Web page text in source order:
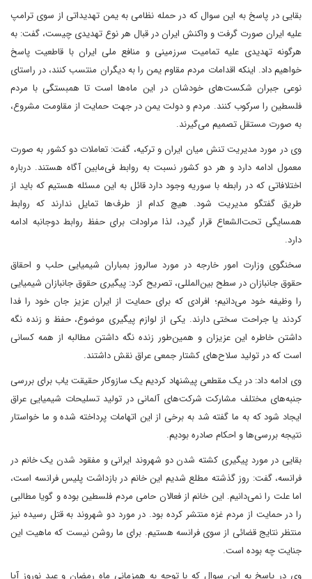
بقایی در پاسخ به این سوال که در حمله نظامی به یمن تهدیداتی از سوی ترامپ
علیه ایران صورت گرفت و واکنش ایران در قبال هر نوع تهدیدی چیست، گفت: به
هرگونه تهدیدی علیه تمامیت سرزمینی و منافع ملی ایران با قاطعیت پاسخ
خواهیم داد. اینکه اقدامات مردم مقاوم یمن را به دیگران منتسب کنند، در راستای
نوعی جبران شکست‌های خودشان در این ماه‌ها است تا همبستگی با مردم
فلسطین را سرکوب کنند. مردم و دولت یمن در جهت حمایت از مقاومت مشروع،
به صورت مستقل تصمیم می‌گیرند.
وی در مورد مدیریت تنش میان ایران و ترکیه، گفت: تعاملات دو کشور به صورت
معمول ادامه دارد و هر دو کشور نسبت به روابط فی‌مابین آگاه هستند. درباره
اختلافاتی که در رابطه با سوریه وجود دارد قائل به این مسئله هستیم که باید از
طریق گفتگو مدیریت شود. هیچ کدام از طرف‌ها تمایل ندارند که روابط
همسایگی تحت‌الشعاع قرار گیرد، لذا مراودات برای حفظ روابط دوجانبه ادامه
دارد.
سخنگوی وزارت امور خارجه در مورد سالروز بمباران شیمیایی حلب و احقاق
حقوق جانبازان در سطح بین‌المللی، تصریح کرد: پیگیری حقوق جانبازان شیمیایی
را وظیفه خود می‌دانیم؛ افرادی که برای حمایت از ایران عزیز جان خود را فدا
کردند یا جراحت سختی دارند. یکی از لوازم پیگیری موضوع، حفظ و زنده نگه
داشتن خاطره این عزیزان و همین‌طور زنده نگه داشتن مطالبه از همه کسانی
است که در تولید سلاح‌های کشتار جمعی عراق نقش داشتند.
وی ادامه داد: در یک مقطعی پیشنهاد کردیم یک سازوکار حقیقت یاب برای بررسی
جنبه‌های مختلف مشارکت شرکت‌های آلمانی در تولید تسلیحات شیمیایی عراق
ایجاد شود که به ما گفته شد به برخی از این اتهامات پرداخته شده و ما خواستار
نتیجه بررسی‌ها و احکام صادره بودیم.
بقایی در مورد پیگیری کشته شدن دو شهروند ایرانی و مفقود شدن یک خانم در
فرانسه، گفت: روز گذشته مطلع شدیم این خانم در بازداشت پلیس فرانسه است،
اما علت را نمی‌دانیم. این خانم از فعالان حامی مردم فلسطین بوده و گویا مطالبی
را در حمایت از مردم غزه منتشر کرده بود. در مورد دو شهروند به قتل رسیده نیز
منتظر نتایج قضائی از سوی فرانسه هستیم. برای ما روشن نیست که ماهیت این
جنایت چه بوده است.
وی در پاسخ به این سوال که با توجه به همزمانی ماه رمضان و عید نوروز آیا